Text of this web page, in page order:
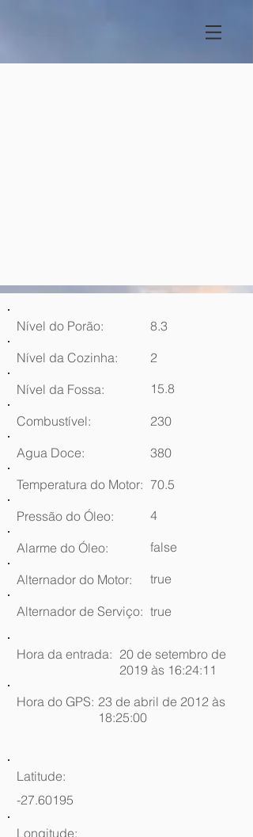
Nível do Porão:
8.3
Nível da Cozinha:
2
Nível da Fossa:
15.8
Combustível:
230
Agua Doce:
380
Temperatura do Motor: 70.5
Pressão do Óleo:
4
Alarme do Óleo: false
Alternador do Motor: true
Alternador de Serviço: true
Hora da entrada: 20 de setembro de
2019 às 16:24:11
Hora do GPS: 23 de abril de 2012 às
18:25:00
Latitude:
-27.60195
Longitude: